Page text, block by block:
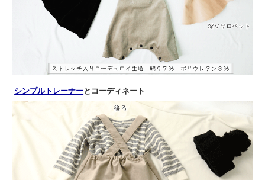
シンプルトレーナーとコーディネート